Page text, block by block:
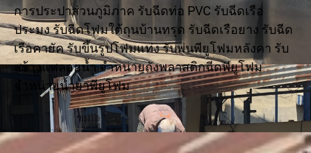
การประปาส่วนภูมิภาค รับฉีดท่อ PVC รับฉีดเรือ
ประมง รับฉีดโฟมใต้ถุนบ้านทรุด รับฉีดเรือยาง รับฉีด
เรือคายัค รับขึ้นรูปโฟมแท่ง รับพ่นพียูโฟมหลังคา รับ
สร้างแพลอยน้ำ จำหน่ายถังพลาสติกฉีดพียูโฟม
จำหน่ายน้ำยาพียูโฟม